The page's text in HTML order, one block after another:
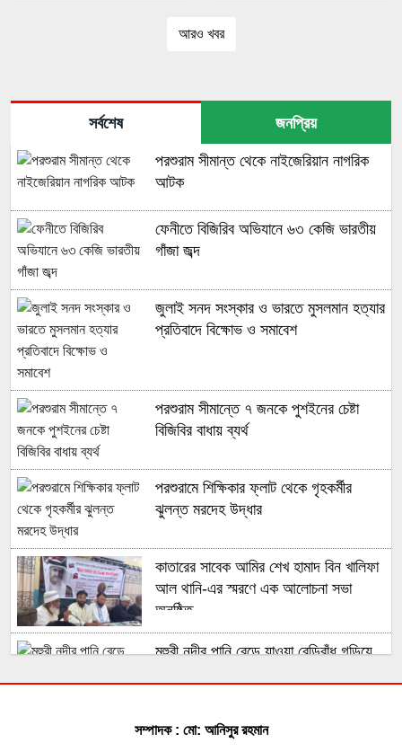
আরও খবর
সর্বশেষ জনপ্রিয়
পরশুরাম সীমান্ত থেকে নাইজেরিয়ান নাগরিক
আটক
ফেনীতে বিজিরিব অভিযানে ৬৩ কেজি ভারতীয়
গাঁজা জব্দ
জুলাই সনদ সংস্কার ও ভারতে মুসলমান হত্যার
প্রতিবাদে বিক্ষোভ ও সমাবেশ
পরশুরাম সীমান্তে ৭ জনকে পুশইনের চেষ্টা
বিজিবির বাধায় ব্যর্থ
পরশুরামে শিক্ষিকার ফ্লাট থেকে গৃহকর্মীর
ঝুলন্ত মরদেহ উদ্ধার
কাতারের সাবেক আমির শেখ হামাদ বিন খালিফা
আল থানি-এর স্মরণে এক আলোচনা সভা
অনুষ্ঠিত
মুহুরী নদীর পানি বেড়ে যাওয়া বেড়িবাঁধ গড়িয়ে
ফেনী সীমান্তে কোটি টাকার ভারতীয় চোরাই
সম্পাদক : মো: আনিসুর রহমান